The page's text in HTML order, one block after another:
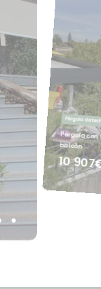
10
Pérgola
balcón
Pérgola de